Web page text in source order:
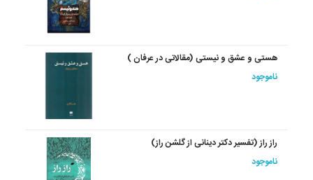
هستی و عشق و نیستی (مقالاتی در عرفان )
ناموجود
راز راز (تفسیر دکتر دینانی از گلشن راز)
ناموجود